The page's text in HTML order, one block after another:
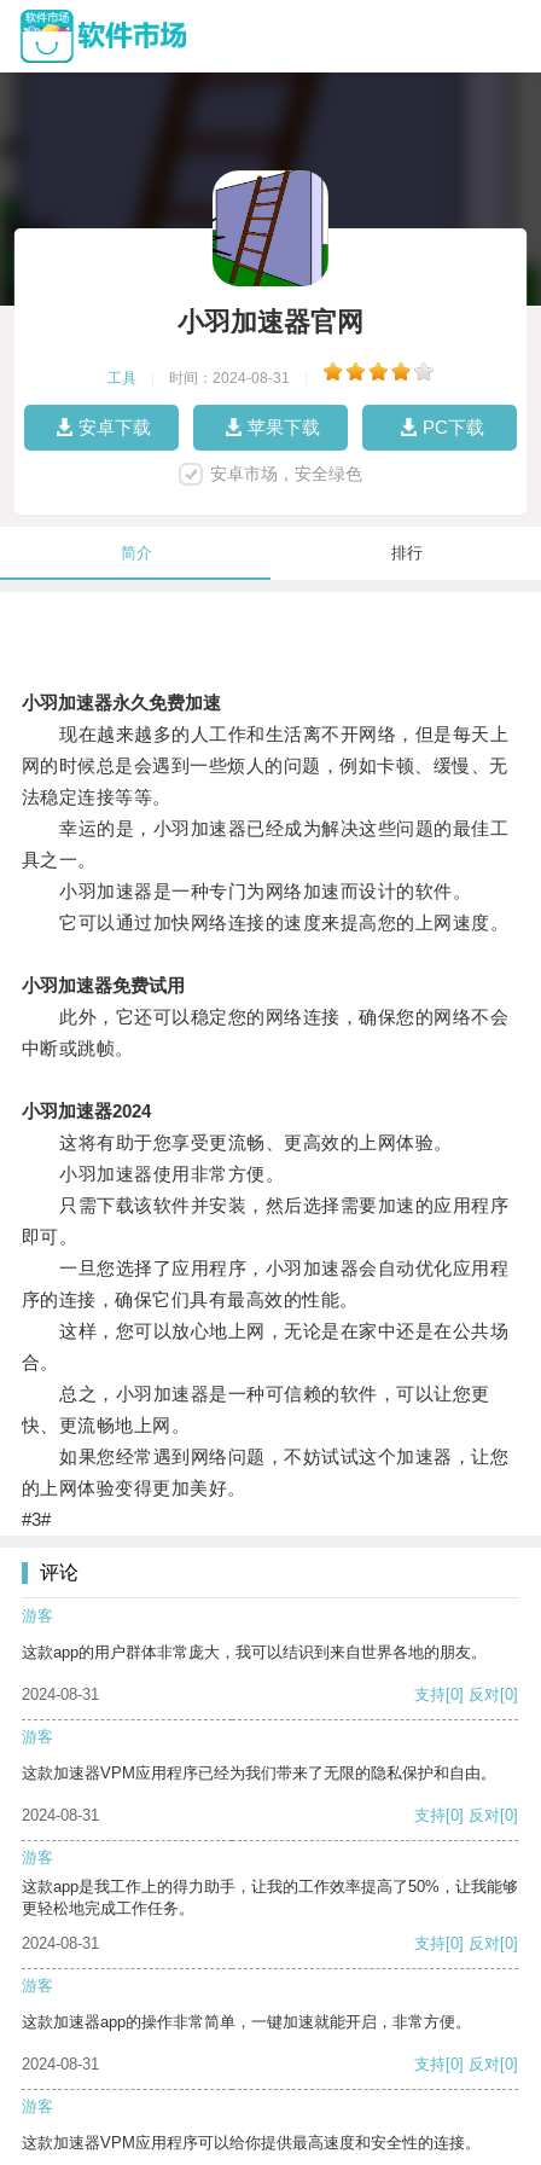
小羽加速器官网
工具 时间：2024-08-31
安卓下载 苹果下载 PC下载
安卓市场，安全绿色
简介 排行
小羽加速器永久免费加速
现在越来越多的人工作和生活离不开网络，但是每天上
网的时候总是会遇到一些烦人的问题，例如卡顿、缓慢、无
法稳定连接等等。
幸运的是，小羽加速器已经成为解决这些问题的最佳工
具之一。
小羽加速器是一种专门为网络加速而设计的软件。
它可以通过加快网络连接的速度来提高您的上网速度。
小羽加速器免费试用
此外，它还可以稳定您的网络连接，确保您的网络不会
中断或跳帧。
小羽加速器2024
这将有助于您享受更流畅、更高效的上网体验。
小羽加速器使用非常方便。
只需下载该软件并安装，然后选择需要加速的应用程序
即可。
一旦您选择了应用程序，小羽加速器会自动优化应用程
序的连接，确保它们具有最高效的性能。
这样，您可以放心地上网，无论是在家中还是在公共场
合。
总之，小羽加速器是一种可信赖的软件，可以让您更
快、更流畅地上网。
如果您经常遇到网络问题，不妨试试这个加速器，让您
的上网体验变得更加美好。
#3#
评论
游客
这款app的用户群体非常庞大，我可以结识到来自世界各地的朋友。
2024-08-31 支持[0] 反对[0]
游客
这款加速器VPM应用程序已经为我们带来了无限的隐私保护和自由。
2024-08-31 支持[0] 反对[0]
游客
这款app是我工作上的得力助手，让我的工作效率提高了50%，让我能够
更轻松地完成工作任务。
2024-08-31
支持[0] 反对[0]
游客
这款加速器app的操作非常简单，一键加速就能开启，非常方便。
2024-08-31 支持[0] 反对[0]
游客
这款加速器VPM应用程序可以给你提供最高速度和安全性的连接。